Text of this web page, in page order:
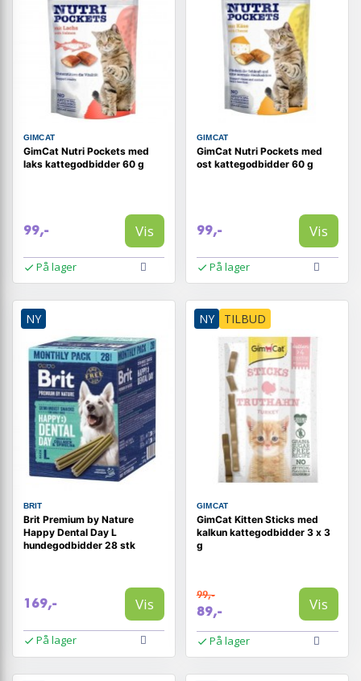
GIMCAT
GimCat Nutri Pockets med
laks kattegodbidder 60 g
99,- Vis
På lager
GIMCAT
GimCat Nutri Pockets med
ost kattegodbidder 60 g
99,- Vis
På lager
NY
BRIT
Brit Premium by Nature
Happy Dental Day L
hundegodbidder 28 stk
169,- Vis
På lager
NY TILBUD
GIMCAT
GimCat Kitten Sticks med
kalkun kattegodbidder 3 x 3
g
99,-
89,- Vis
På lager